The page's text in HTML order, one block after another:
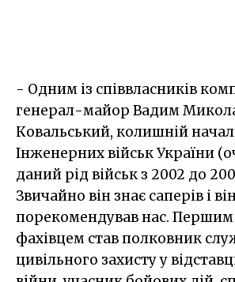
- Одним із співвласників
генерал-майор Вадим
Ковальський, колишній
Інженерних військ України
даний рід військ з 2002 до
Звичайно він знає саперів і
порекомендував нас.
фахівцем став полковник
цивільного захисту у